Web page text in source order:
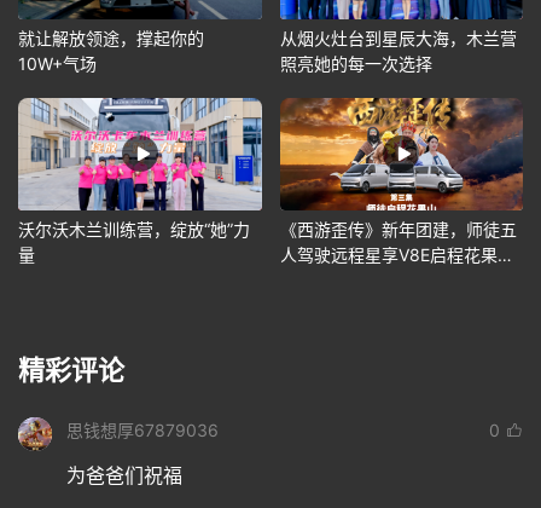
就让解放领途，撑起你的
10W+气场
从烟火灶台到星辰大海，木兰营
照亮她的每一次选择
沃尔沃木兰训练营，绽放“她”力
量
《西游歪传》新年团建，师徒五
人驾驶远程星享V8E启程花果
精彩评论
思钱想厚67879036 0
为爸爸们祝福